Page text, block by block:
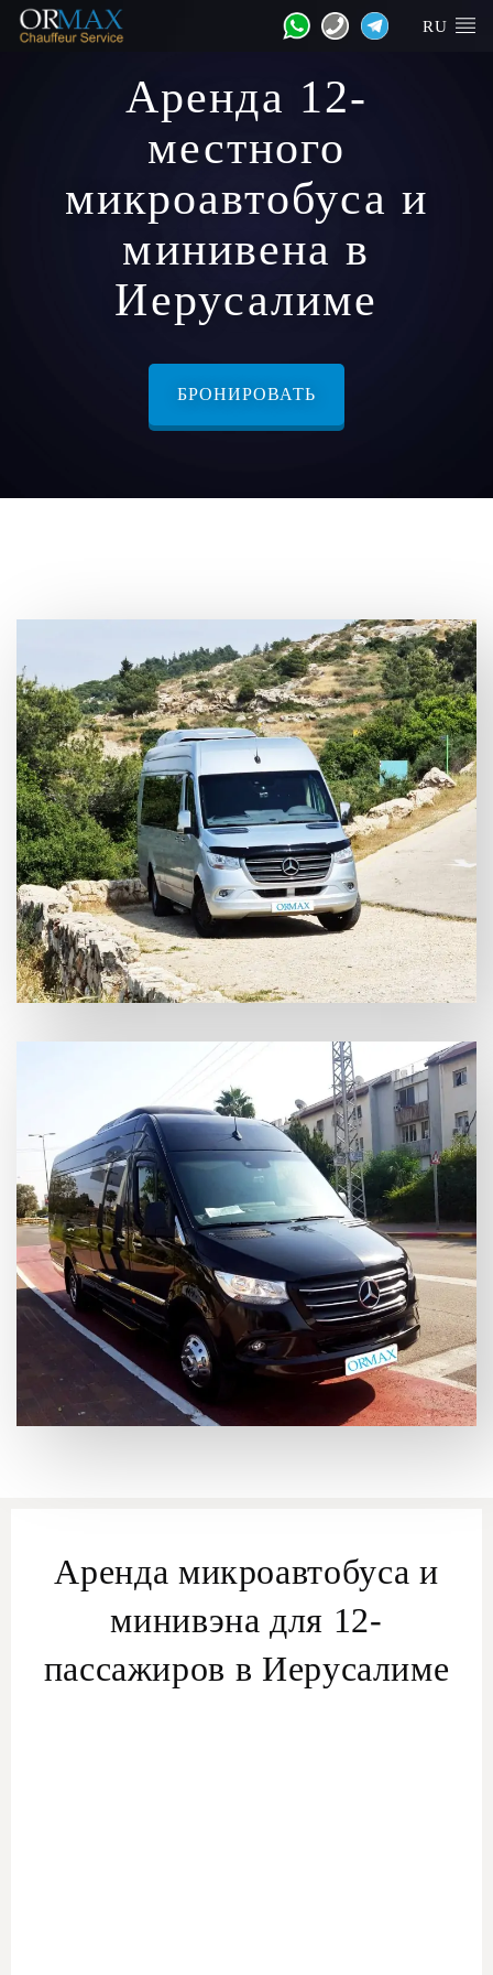
RU
Аренда 12-
местного
микроавтобуса и
минивена в
Иерусалиме
БРОНИРОВАТЬ
Аренда микроавтобуса и
минивэна для 12-
пассажиров в Иерусалиме